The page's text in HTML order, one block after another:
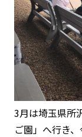
3月は埼玉県所
ご園」へ行き